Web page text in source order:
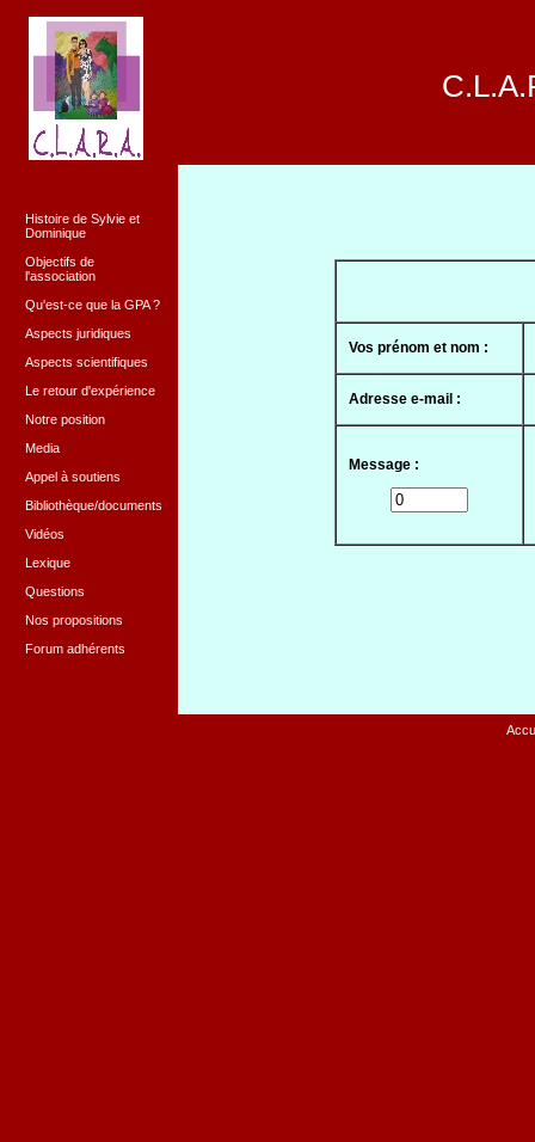
Histoire de Sylvie et
Dominique
Objectifs de
l'association
Qu'est-ce que la GPA ?
Aspects juridiques
Aspects scientifiques
Le retour d'expérience
Notre position
Media
Appel à soutiens
Bibliothèque/documents
Vidéos
Lexique
Questions
Nos propositions
Forum adhérents
Vos prénom et nom :
Adresse e-mail :
Message :